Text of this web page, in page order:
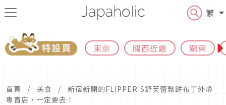
繁
東京 關西近畿 關東
首頁 美食
新宿新開的FLIPPER'S舒芙蕾鬆餅布丁外帶
專賣店，一定要去！